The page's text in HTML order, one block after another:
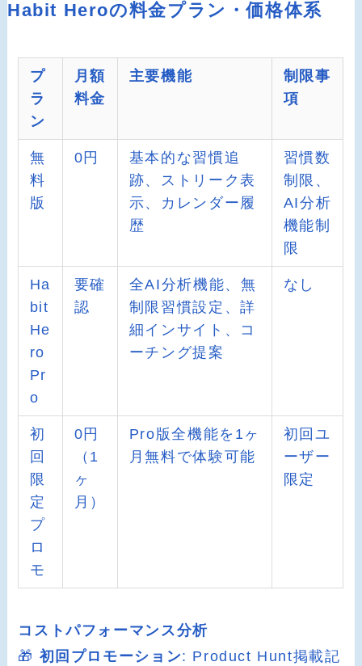
Habit Heroの料金プラン・価格体系
プ
ラ
ン
月額
料金
主要機能
制限事
項
無
料
版
0円
基本的な習慣追
跡、ストリーク表
示、カレンダー履
歴
習慣数
制限、
AI分析
機能制
限
Ha
bit
He
ro
Pr
o
要確
認
全AI分析機能、無
制限習慣設定、詳
細インサイト、コ
ーチング提案
なし
初
回
限
定
プ
ロ
モ
0円
（1
ヶ
月）
Pro版全機能を1ヶ
月無料で体験可能
初回ユ
ーザー
限定
コストパフォーマンス分析
🎁 初回プロモーション: Product Hunt掲載記